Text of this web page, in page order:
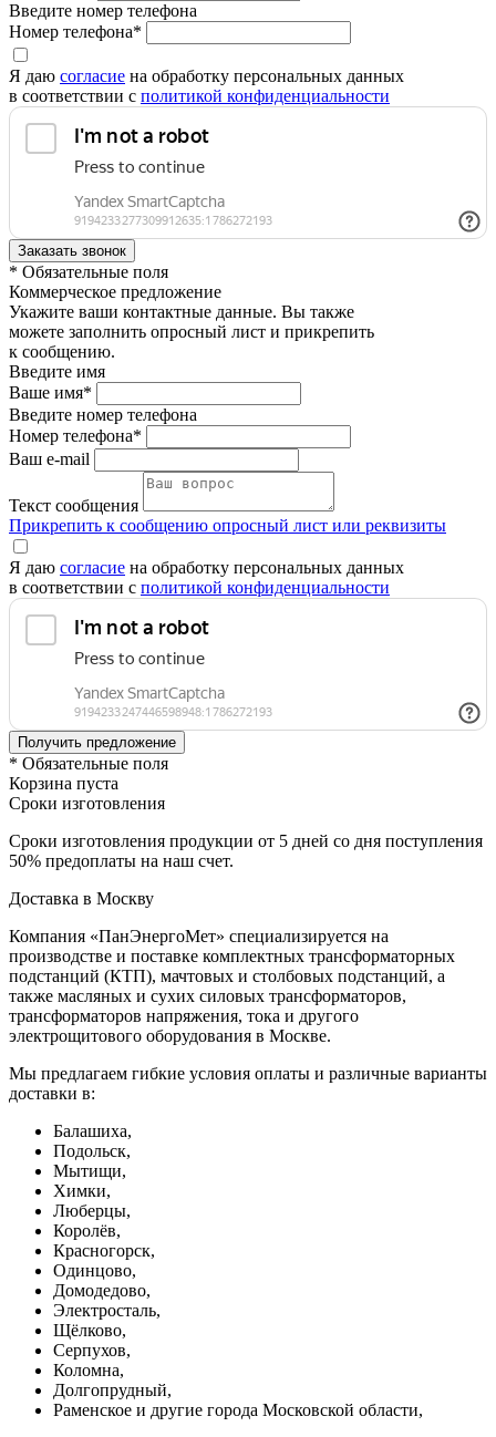
Введите номер телефона
Номер телефона*
Я даю согласие на обработку персональных данных
в соответствии с политикой конфиденциальности
* Обязательные поля
Коммерческое предложение
Укажите ваши контактные данные. Вы также
можете заполнить опросный лист и прикрепить
к сообщению.
Введите имя
Ваше имя*
Введите номер телефона
Номер телефона*
Ваш e-mail
Текст сообщения
Прикрепить к сообщению опросный лист или реквизиты
Я даю согласие на обработку персональных данных
в соответствии с политикой конфиденциальности
* Обязательные поля
Корзина пуста
Сроки изготовления
Сроки изготовления продукции от 5 дней со дня поступления
50% предоплаты на наш счет.
Доставка в Москву
Компания «ПанЭнергоМет» специализируется на
производстве и поставке комплектных трансформаторных
подстанций (КТП), мачтовых и столбовых подстанций, а
также масляных и сухих силовых трансформаторов,
трансформаторов напряжения, тока и другого
электрощитового оборудования в Москве.
Мы предлагаем гибкие условия оплаты и различные варианты
доставки в:
Балашиха,
Подольск,
Мытищи,
Химки,
Люберцы,
Королёв,
Красногорск,
Одинцово,
Домодедово,
Электросталь,
Щёлково,
Серпухов,
Коломна,
Долгопрудный,
Раменское и другие города Московской области,